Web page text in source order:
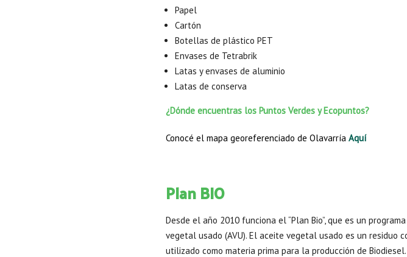
Papel
Cartón
Botellas de plástico PET
Envases de Tetrabrik
Latas y envases de aluminio
Latas de conserva
¿Dónde encuentras los Puntos Verdes y Ecopuntos?
Conocé el mapa georeferenciado de Olavarría Aquí
Plan BIO
Desde el año 2010 funciona el “Plan Bio”, que es un
vegetal usado (AVU). El aceite vegetal usado es un residuo
utilizado como materia prima para la producción de